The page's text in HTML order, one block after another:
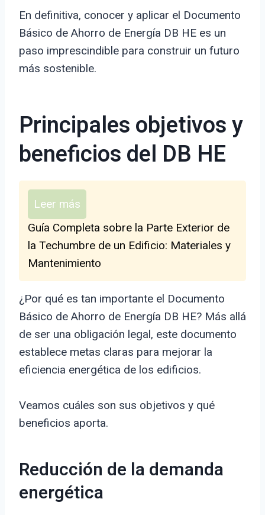
En definitiva, conocer y aplicar el Documento
Básico de Ahorro de Energía DB HE es un
paso imprescindible para construir un futuro
más sostenible.
Principales objetivos y
beneficios del DB HE
Leer más
Guía Completa sobre la Parte Exterior de
la Techumbre de un Edificio: Materiales y
Mantenimiento
¿Por qué es tan importante el Documento
Básico de Ahorro de Energía DB HE? Más allá
de ser una obligación legal, este documento
establece metas claras para mejorar la
eficiencia energética de los edificios.
Veamos cuáles son sus objetivos y qué
beneficios aporta.
Reducción de la demanda
energética